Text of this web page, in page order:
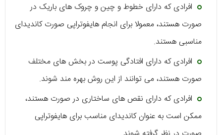
افرادی که دارای خطوط و چین و چروک های باریک در
صورت هستند، معمولا برای انجام هایفوتراپی صورت کاندیدای
مناسبی هستند.
افرادی که دارای افتادگی پوست در بخش های مختلف
صورت هستند، می توانند از این روش بهره مند شوند.
افرادی که دارای نقص های ساختاری در صورت هستند،
ممکن است به عنوان کاندیدای مناسب برای هایفوتراپی